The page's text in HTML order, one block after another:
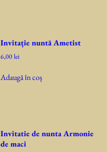
Invitație nuntă Ametist
6,00lei
Adaugă în coș
Invitatie de nunta Armonie
de maci